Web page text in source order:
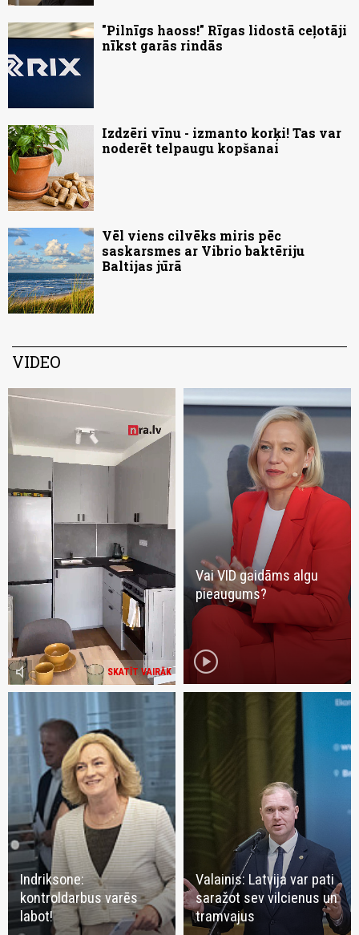
"Pilnīgs haoss!" Rīgas lidostā ceļotāji
nīkst garās rindās
Izdzēri vīnu - izmanto korķi! Tas var
noderēt telpaugu kopšanai
Vēl viens cilvēks miris pēc
saskarsmes ar Vibrio baktēriju
Baltijas jūrā
VIDEO
SKATĪT VAIRĀK
volume_mute
Vai VID gaidāms algu
pieaugums?
play_circle
Indriksone:
kontroldarbus varēs
labot!
Valainis: Latvija var pati
saražot sev vilcienus un
tramvajus